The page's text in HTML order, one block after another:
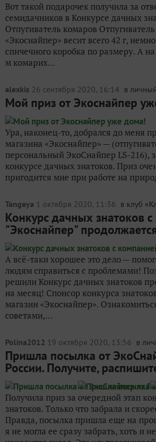
Вот такой подарочек получила за
семидачников в Конкурсе дачных
Отпугиватель комаров
«Экоснайпер» весит всего 42 г,
спичечного коробка по размеру. А
м комарих...
alexkis 26 сентября 2020, 16:14 в
Мой приз от Экоснайпер
Ура, наконец-то, добрался до меня
магазина «Экоснайпер» —
персональный ЭкоСнайпер LS-216),
конкурсе дачных знатоков. Приз
пригодится мне при работе на
Tangeya 1 октября 2020, 11:36 в клуб «
Конкурс дачных знатоков
"Экоснайпер"
А всё-таки хорошее это дело —
людям справиться с проблемами!
решили Конкурс дачных знатоков
на месяц! Спонсор конкурса
магазин «Экоснайпер».
советами,...
Polina2012 19 октября 2020, 13:56 в
Пришла посылка от
России. Получите,
Получила приз за очередной этап
знатоков. Только что забрала и
Правда, посылка пришла еще на
я не могла ее сразу забрать, хоть и